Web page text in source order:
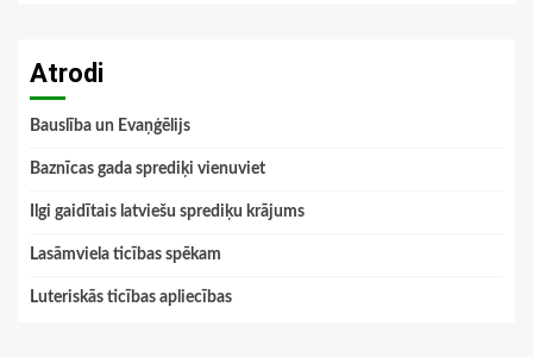
Atrodi
Bauslība un Evaņģēlijs
Baznīcas gada sprediķi vienuviet
Ilgi gaidītais latviešu sprediķu krājums
Lasāmviela ticības spēkam
Luteriskās ticības apliecības